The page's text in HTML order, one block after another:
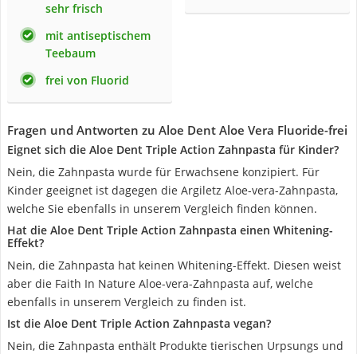
sehr frisch
mit antiseptischem
Teebaum
frei von Fluorid
Fragen und Antworten zu Aloe Dent Aloe Vera Fluoride-frei
Eignet sich die Aloe Dent Triple Action Zahnpasta für Kinder?
Nein, die Zahnpasta wurde für Erwachsene konzipiert. Für
Kinder geeignet ist dagegen die Argiletz Aloe-vera-Zahnpasta,
welche Sie ebenfalls in unserem Vergleich finden können.
Hat die Aloe Dent Triple Action Zahnpasta einen Whitening-
Effekt?
Nein, die Zahnpasta hat keinen Whitening-Effekt. Diesen weist
aber die Faith In Nature Aloe-vera-Zahnpasta auf, welche
ebenfalls in unserem Vergleich zu finden ist.
Ist die Aloe Dent Triple Action Zahnpasta vegan?
Nein, die Zahnpasta enthält Produkte tierischen Urpsungs und